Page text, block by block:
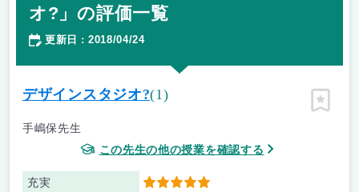
オ?」の評価一覧
更新日 ： 2018/04/24
デザインスタジオ?(1)
手嶋保先生
この先生の他の授業を確認する
充実 5
ピン留